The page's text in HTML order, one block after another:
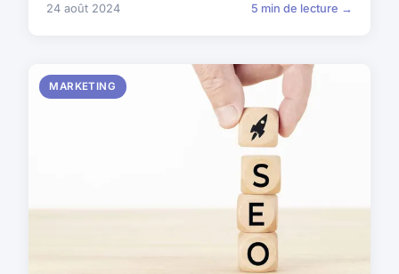
24 août 2024 5 min de lecture →
MARKETING